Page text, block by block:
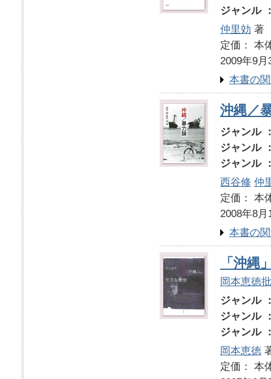
ジャンル
仲里効 著
定価：
2009年9月
本書の
沖縄／
ジャンル
ジャンル
ジャンル
西谷修 仲
定価：
2008年8月
本書の
「沖縄
岡本恵徳
ジャンル
ジャンル
ジャンル
岡本恵徳
定価：